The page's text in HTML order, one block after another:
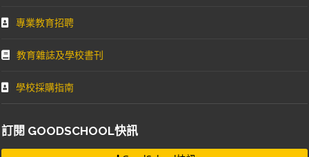
專業教育招聘
教育雜誌及學校書刊
學校採購指南
訂閱 GOODSCHOOL快訊